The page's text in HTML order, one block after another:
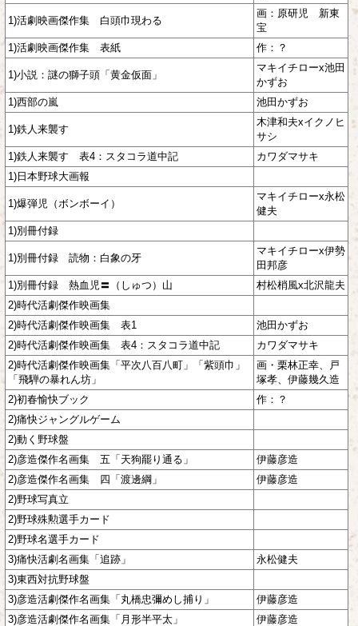
1)活劇映画傑作集 白頭巾現わる
画：原研児 新東
宝
1)活劇映画傑作集 表紙
作：？
1)小説：謎の獅子頭「黄金仮面」
マキイチローx池田
かずお
1)西部の嵐
池田かずお
1)鉄人来襲す
木津和夫xイクノヒ
サシ
1)鉄人来襲す 表4：スタコラ道中記
カワダマサキ
1)日本野球大画報
1)爆弾児（ボンボーイ）
マキイチローx永松
健夫
1)別冊付録
1)別冊付録 読物：白象の牙
マキイチローx伊勢
田邦彦
1)別冊付録 熱血児〓（しゅつ）山
村松梢風x北沢龍夫
2)時代活劇傑作映画集
2)時代活劇傑作映画集 表1
池田かずお
2)時代活劇傑作映画集 表4：スタコラ道中記
カワダマサキ
2)時代活劇傑作映画集「平次八百八町」「紫頭巾」
「飛騨の暴れん坊」
画・栗林正幸、戸
塚孝、伊藤幾久造
2)初春愉快ブック
作：？
2)痛快ジャングルゲーム
2)動く野球盤
2)彦造傑作名画集 五「天狗罷り通る」
伊藤彦造
2)彦造傑作名画集 四「渡邊綱」
伊藤彦造
2)野球写真立
2)野球殊勲選手カード
2)野球名選手カード
3)痛快活劇名画集「追跡」
永松健夫
3)東西対抗野球盤
3)彦造活劇傑作名画集「丸橋忠彌めし捕り」
伊藤彦造
3)彦造活劇傑作名画集「月形半平太」
伊藤彦造